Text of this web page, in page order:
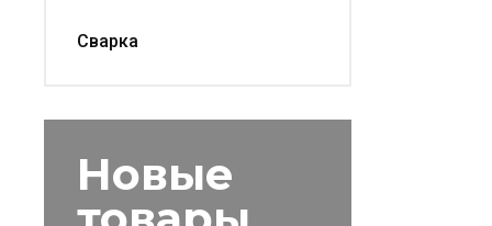
Сварка
Новые